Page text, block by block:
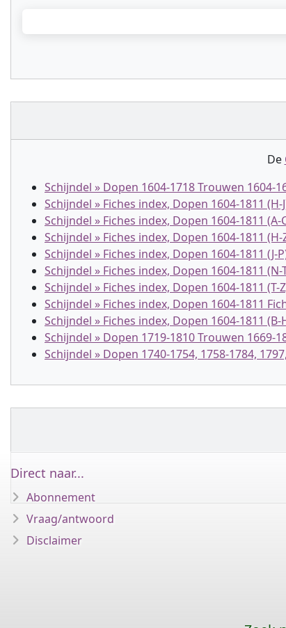
De
Schijndel » Dopen 1604-1718 Trouwen 1604-
Schijndel » Fiches index, Dopen 1604-1811 (H-
Schijndel » Fiches index, Dopen 1604-1811 (A-
Schijndel » Fiches index, Dopen 1604-1811
Schijndel » Fiches index, Dopen 1604-1811 (J-
Schijndel » Fiches index, Dopen 1604-1811
Schijndel » Fiches index, Dopen 1604-1811 (T-
Schijndel » Fiches index, Dopen 1604-1811
Schijndel » Fiches index, Dopen 1604-1811
Schijndel » Dopen 1719-1810 Trouwen 1669-
Schijndel » Dopen 1740-1754, 1758-1784,
Direct naar...
Abonnement
Vraag/antwoord
Disclaimer